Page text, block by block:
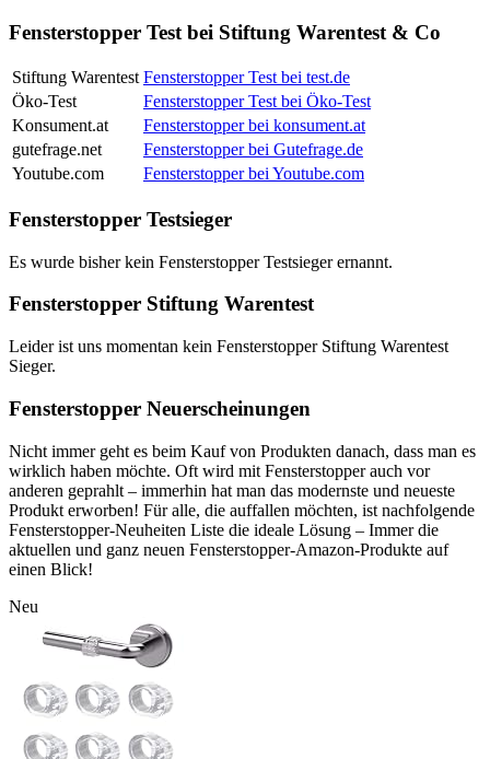
Fensterstopper Test bei Stiftung Warentest & Co
Stiftung Warentest Fensterstopper Test bei test.de
Öko-Test
Fensterstopper Test bei Öko-Test
Konsument.at
Fensterstopper bei konsument.at
gutefrage.net
Fensterstopper bei Gutefrage.de
Youtube.com
Fensterstopper bei Youtube.com
Fensterstopper Testsieger
Es wurde bisher kein Fensterstopper Testsieger ernannt.
Fensterstopper Stiftung Warentest
Leider ist uns momentan kein Fensterstopper Stiftung Warentest
Sieger.
Fensterstopper Neuerscheinungen
Nicht immer geht es beim Kauf von Produkten danach, dass man es
wirklich haben möchte. Oft wird mit Fensterstopper auch vor
anderen geprahlt – immerhin hat man das modernste und neueste
Produkt erworben! Für alle, die auffallen möchten, ist nachfolgende
Fensterstopper-Neuheiten Liste die ideale Lösung – Immer die
aktuellen und ganz neuen Fensterstopper-Amazon-Produkte auf
einen Blick!
Neu